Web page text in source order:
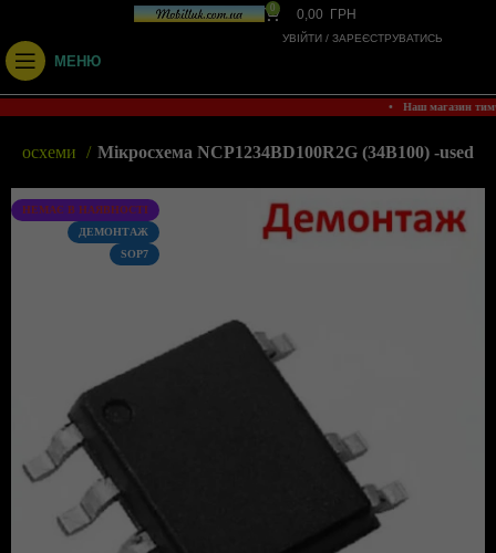
0 0,00 ГРН
УВІЙТИ / ЗАРЕЄСТРУВАТИСЬ
МЕНЮ
• Наш магазин
Мікросхема NCP1234BD100R2G (34B100) -used
НЕМАЄ В НАЯВНОСТІ
ДЕМОНТАЖ
SOP7